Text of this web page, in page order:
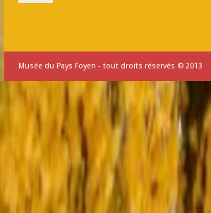
Musée du Pays Foyen - tout droits réservés © 2013